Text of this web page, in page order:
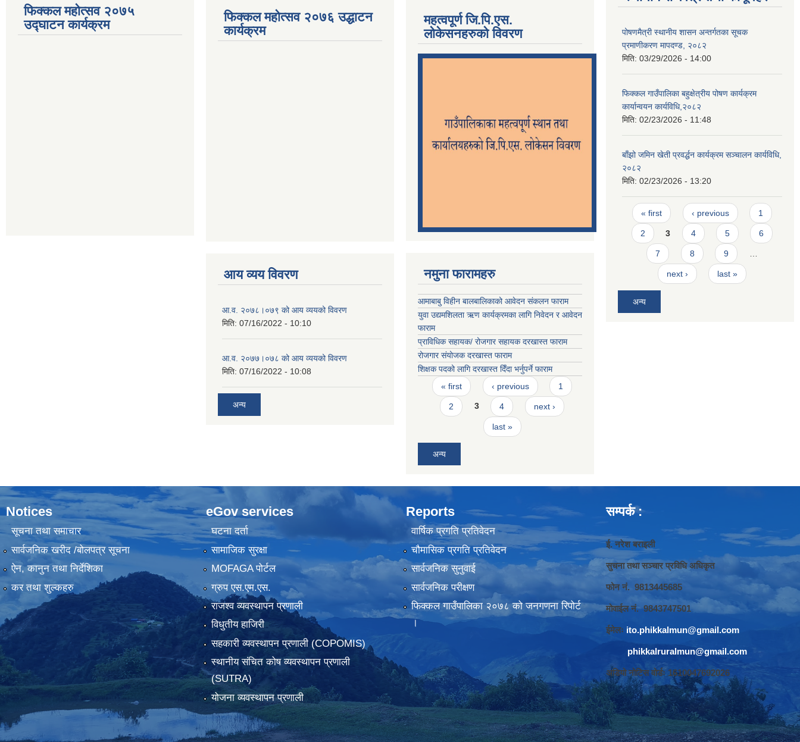
फिक्कल महोत्सव २०७५
उद्घाटन कार्यक्रम
फिक्कल महोत्सव २०७६ उद्धाटन
कार्यक्रम
आय व्यय विवरण
आ.व. २०७८।०७९ को आय व्ययको विवरण
मिति: 07/16/2022 - 10:10
आ.व. २०७७।०७८ को आय व्ययको विवरण
मिति: 07/16/2022 - 10:08
अन्य
महत्वपूर्ण जि.पि.एस.
लोकेसनहरुको विवरण
नमुना फारामहरु
आमाबाबु विहीन बालबालिकाको आवेदन संकलन फाराम
युवा उद्यमशिलता ऋण कार्यक्रमका लागि निवेदन र आवेदन
फाराम
प्राविधिक सहायक/ रोजगार सहायक दरखास्त फाराम
रोजगार संयोजक दरखास्त फाराम
शिक्षक पदको लागि दरखास्त दिँदा भर्नुपर्ने फाराम
Pages
« first ‹ previous 1
2 3 4 next ›
last »
अन्य
पोषणमैत्री स्थानीय शासन अन्तर्गतका सूचक
प्रमाणीकरण मापदण्ड, २०८२
मिति: 03/29/2026 - 14:00
फिक्कल गाउँपालिका बहुक्षेत्रीय पोषण कार्यक्रम
कार्यान्वयन कार्यविधि,२०८२
मिति: 02/23/2026 - 11:48
बाँझो जमिन खेती प्रवर्द्धन कार्यक्रम सञ्‍चालन कार्यविधि,
२०८२
मिति: 02/23/2026 - 13:20
Pages
« first ‹ previous 1
2 3 4 5 6
7 8 9
next › last »
अन्य
Notices
सूचना तथा समाचार
सार्वजनिक खरीद /बोलपत्र सूचना
ऐन, कानुन तथा निर्देशिका
कर तथा शुल्कहरु
eGov services
घटना दर्ता
सामाजिक सुरक्षा
MOFAGA पोर्टल
ग्रुप एस.एम.एस.
राजश्व व्यवस्थापन प्रणाली
विधुतीय हाजिरी
सहकारी व्यवस्थापन प्रणाली (COPOMIS)
स्थानीय संचित कोष व्यवस्थापन प्रणाली
(SUTRA)
योजना व्यवस्थापन प्रणाली
Reports
वार्षिक प्रगति प्रतिवेदन
चौमासिक प्रगति प्रतिवेदन
सार्वजनिक सुनुवाई
सार्वजनिक परीक्षण
फिक्कल गाउँपालिका २०७८ को जनगणना रिपोर्ट
।
सम्पर्क :
ई. नरेश बराइली
सुचना तथा सञ्‍चार प्रविधि अधिकृत
फोन नं. 9813445685
मोवाईल नं. 9843747501
ईमेलः ito.phikkalmun@gmail.com
phikkalruralmun@gmail.com
अडियो नोटिस वोर्डः 1610047692026